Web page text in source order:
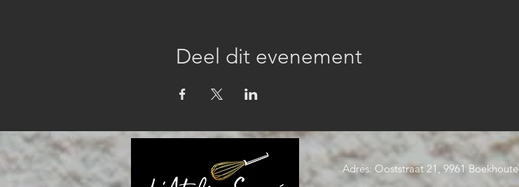
Deel dit evenement
Adres: Ooststraat 21, 9961 Boekhoute